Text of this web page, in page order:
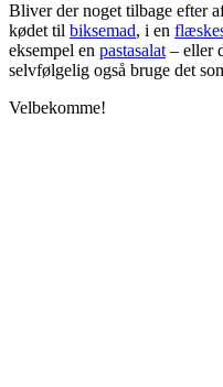
Bliver der noget tilbage efter
kødet til biksemad, i en
eksempel en pastasalat– eller
selvfølgelig også bruge det
Velbekomme!